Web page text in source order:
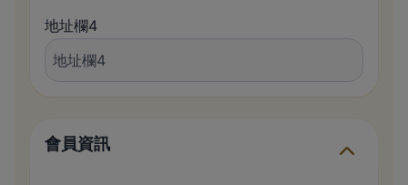
地址欄4
會員資訊